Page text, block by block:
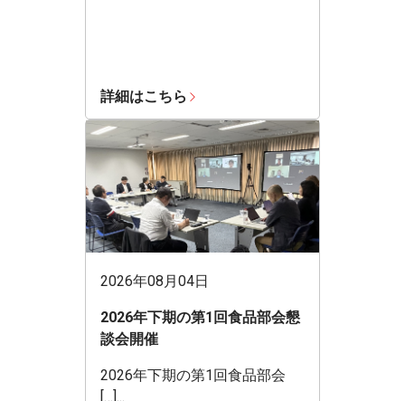
詳細はこちら
2026年08月04日
2026年下期の第1回食品部会懇
談会開催
2026年下期の第1回食品部会
[…]...